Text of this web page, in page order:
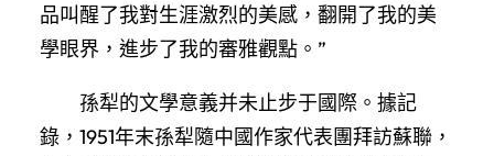
品叫醒了我對生涯激烈的美感，翻開了我的美
學眼界，進步了我的審雅觀點。”
孫犁的文學意義并未止步于國際。據記
錄，1951年末孫犁隨中國作家代表團拜訪蘇聯，